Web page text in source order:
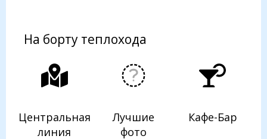
На борту теплохода
Центральная
линия
Лучшие
фото
Кафе-Бар